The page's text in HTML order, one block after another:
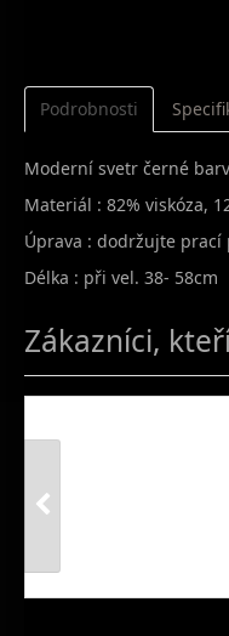
Podrobnosti
Moderní svetr černé
Materiál : 82% viskóza,
Úprava : dodržujte prací
Délka : při vel. 38- 58cm
Zákazníci,